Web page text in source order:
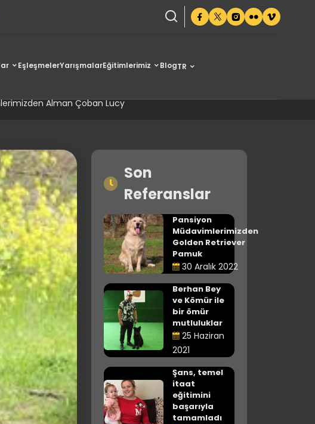
EşleşmelerYarışmalarEğitimlerimiz BlogTR
Alman Çoban Lucy
Son
Referanslar
Pansiyon
Müdavimlerimizden
Golden Retriever
Pamuk
30 Aralık 2022
Berhan Bey
ve Kömür ile
bir ömür
mutluluklar
25 Haziran
2021
Şans, temel
itaat
eğitimini
başarıyla
tamamladı